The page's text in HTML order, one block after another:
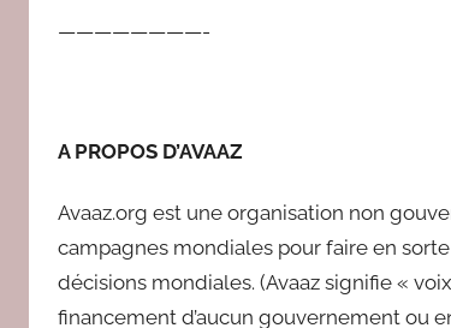
————————-
A PROPOS D’AVAAZ
Avaaz.org est une organisation non
campagnes mondiales pour faire en
décisions mondiales. (Avaaz signifie «
financement d’aucun gouvernement ou